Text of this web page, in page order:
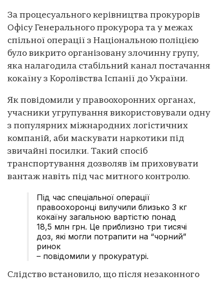
За процесуального керівництва прокурорів
Офісу Генерального прокурора та у межах
спільної операції з Національною поліцією
було викрито організовану злочинну групу,
яка налагодила стабільний канал постачання
кокаїну з Королівства Іспанії до України.
Як повідомили у правоохоронних органах,
учасники угрупування використовували одну
з популярних міжнародних логістичних
компаній, аби маскувати наркотики під
звичайні посилки. Такий спосіб
транспортування дозволяв їм приховувати
вантаж навіть під час митного контролю.
Під час спеціальної операції
правоохоронці вилучили близько 3 кг
кокаїну загальною вартістю понад
18,5 млн грн. Це приблизно три тисячі
доз, які могли потрапити на “чорний”
ринок
– повідомили у прокуратурі.
Слідство встановило, що після незаконного